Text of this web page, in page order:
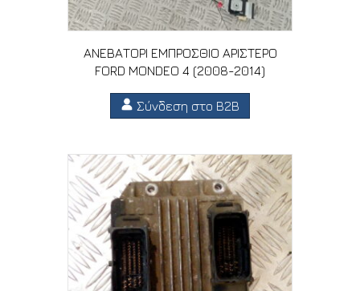
ΑΝΕΒΑΤΟΡΙ ΕΜΠΡΟΣΘΙΟ ΑΡΙΣΤΕΡΟ
FORD MONDEO 4 (2008-2014)
Σύνδεση στο B2B